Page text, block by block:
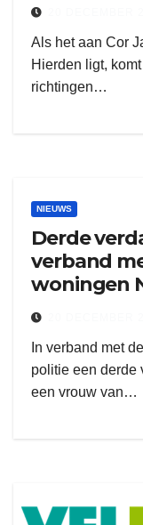
Als het aan Cor
Hierden ligt,
richtingen…
NIEUWS
Derde
verband
woningen
In verband met
politie een derde
een vrouw van…